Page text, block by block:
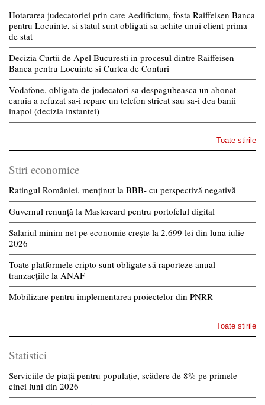
Hotararea judecatoriei prin care Aedificium, fosta Raiffeisen Banca
pentru Locuinte, si statul sunt obligati sa achite unui client prima
de stat
Decizia Curtii de Apel Bucuresti in procesul dintre Raiffeisen
Banca pentru Locuinte si Curtea de Conturi
Vodafone, obligata de judecatori sa despagubeasca un abonat
caruia a refuzat sa-i repare un telefon stricat sau sa-i dea banii
inapoi (decizia instantei)
Toate stirile
Stiri economice
Ratingul României, menținut la BBB- cu perspectivă negativă
Guvernul renunță la Mastercard pentru portofelul digital
Salariul minim net pe economie crește la 2.699 lei din luna iulie
2026
Toate platformele cripto sunt obligate să raporteze anual
tranzacțiile la ANAF
Mobilizare pentru implementarea proiectelor din PNRR
Toate stirile
Statistici
Serviciile de piață pentru populație, scădere de 8% pe primele
cinci luni din 2026